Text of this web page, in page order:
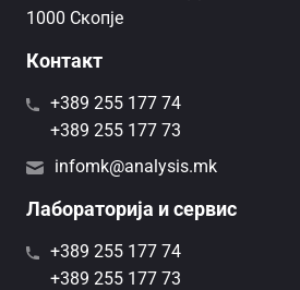
1000 Скопје
Контакт
+389 255 177 74
+389 255 177 73
infomk@analysis.mk
Лабораторија и сервис
+389 255 177 74
+389 255 177 73